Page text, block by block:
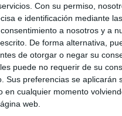
Con su permiso,
e identificación mediante
a nosotros y a
De forma alternativa,
de otorgar o negar su
puede no requerir de su
Sus preferencias se
en cualquier momento
web.
MÁS ABAJO EL